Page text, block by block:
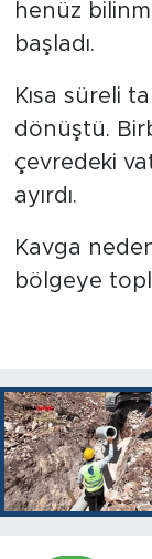
henüz
başladı.
Kısa süreli
dönüştü.
çevredeki
ayırdı.
Kavga
bölgeye